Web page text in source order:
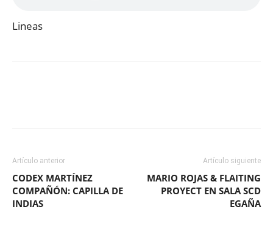
Lineas
Artículo anterior
CODEX MARTÍNEZ
COMPAÑÓN: CAPILLA DE
INDIAS
Artículo siguiente
MARIO ROJAS & FLAITING
PROYECT EN SALA SCD
EGAÑA